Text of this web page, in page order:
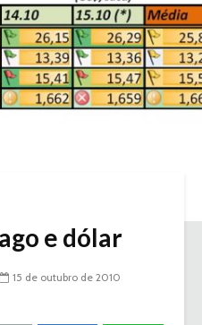
e dólar
15 de outubro de 2010